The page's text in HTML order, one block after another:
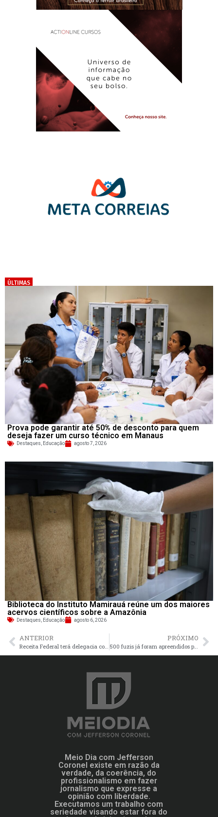
ÚLTIMAS
Prova pode garantir até 50% de desconto para quem
deseja fazer um curso técnico em Manaus
Destaques, Educação agosto 7, 2026
Biblioteca do Instituto Mamirauá reúne um dos maiores
acervos científicos sobre a Amazônia
Destaques Educação agosto 6, 2026
ANTERIOR PRÓXIMO
500 fuzis já foram apreendidos pela PM do Rio de Janeiro em 2025
Meio Dia com Jefferson
Coronel existe em razão da
verdade, da coerência, do
profissionalismo em fazer
jornalismo que expresse a
opinião com liberdade.
Executamos um trabalho com
seriedade visando estar fora do